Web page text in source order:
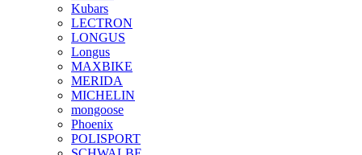
Kubars
LECTRON
LONGUS
Longus
MAXBIKE
MERIDA
MICHELIN
mongoose
Phoenix
POLISPORT